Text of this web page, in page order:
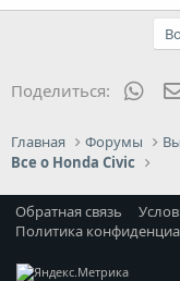
Поделиться:
Главная Форумы
Все о Honda Civic
Обратная связь
Политика